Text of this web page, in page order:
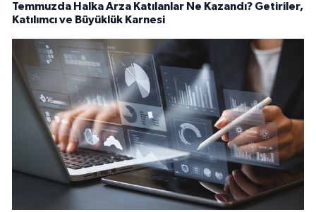
Temmuzda Halka Arza Katılanlar Ne Kazandı? Getiriler,
Katılımcı ve Büyüklük Karnesi